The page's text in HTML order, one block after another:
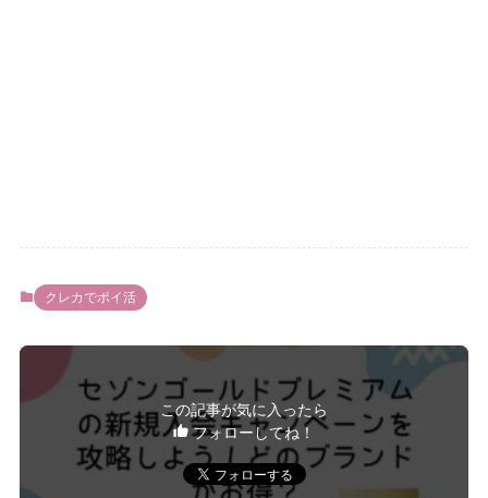
クレカでポイ活
この記事が気に入ったら
フォローしてね！